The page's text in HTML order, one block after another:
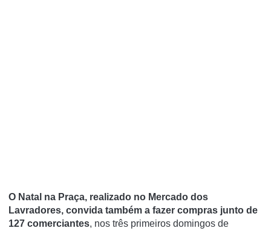
O Natal na Praça, realizado no Mercado dos
Lavradores, convida também a fazer compras junto de
127 comerciantes, nos três primeiros domingos de